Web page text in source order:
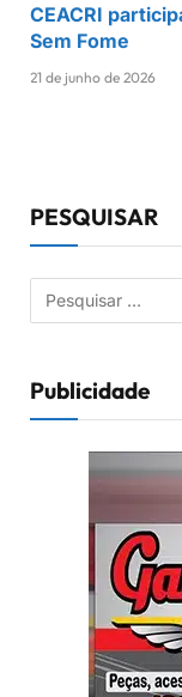
CEACRI
Sem Fome
21 de junho de 2026
PESQUISAR
Publicidade